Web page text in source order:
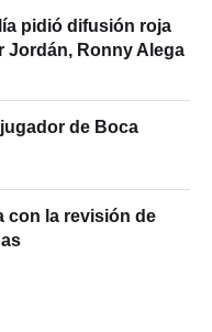
pidió difusión roja
Jordán, Ronny Alega
de Boca
con la revisión de